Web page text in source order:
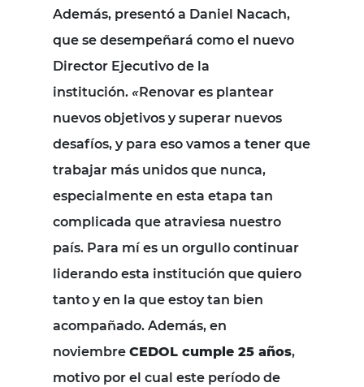
Además, presentó a Daniel Nacach,
que se desempeñará como el nuevo
Director Ejecutivo de la
institución. «Renovar es plantear
nuevos objetivos y superar nuevos
desafíos, y para eso vamos a tener que
trabajar más unidos que nunca,
especialmente en esta etapa tan
complicada que atraviesa nuestro
país. Para mí es un orgullo continuar
liderando esta institución que quiero
tanto y en la que estoy tan bien
acompañado. Además, en
noviembre CEDOL cumple 25 años,
motivo por el cual este período de